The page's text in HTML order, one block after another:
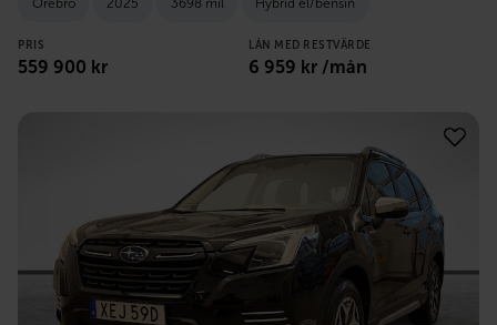
Örebro 2025 3698 mil Hybrid el/bensin
PRIS
559 900 kr
LÅN MED RESTVÄRDE
6 959 kr /mån